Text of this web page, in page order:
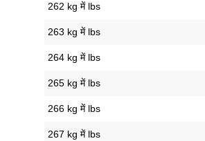
262 kg में lbs
263 kg में lbs
264 kg में lbs
265 kg में lbs
266 kg में lbs
267 kg में lbs